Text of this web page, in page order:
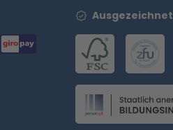
Ausgezeichnet